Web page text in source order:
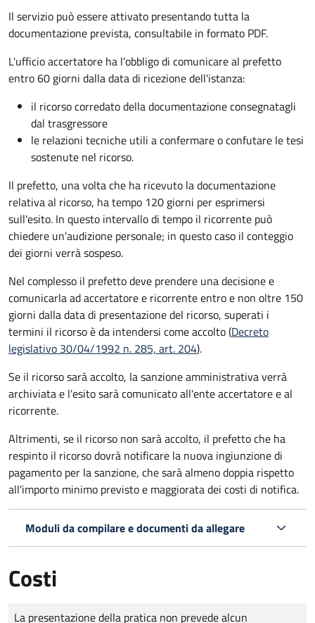
Il servizio può essere attivato presentando tutta la
documentazione prevista, consultabile in formato PDF.
L'ufficio accertatore ha l'obbligo di comunicare al prefetto
entro 60 giorni dalla data di ricezione dell'istanza:
il ricorso corredato della documentazione consegnatagli
dal trasgressore
le relazioni tecniche utili a confermare o confutare le tesi
sostenute nel ricorso.
Il prefetto, una volta che ha ricevuto la documentazione
relativa al ricorso, ha tempo 120 giorni per esprimersi
sull'esito. In questo intervallo di tempo il ricorrente può
chiedere un'audizione personale; in questo caso il conteggio
dei giorni verrà sospeso.
Nel complesso il prefetto deve prendere una decisione e
comunicarla ad accertatore e ricorrente entro e non oltre 150
giorni dalla data di presentazione del ricorso, superati i
termini il ricorso è da intendersi come accolto (Decreto
legislativo 30/04/1992 n. 285, art. 204).
Se il ricorso sarà accolto, la sanzione amministrativa verrà
archiviata e l'esito sarà comunicato all'ente accertatore e al
ricorrente.
Altrimenti, se il ricorso non sarà accolto, il prefetto che ha
respinto il ricorso dovrà notificare la nuova ingiunzione di
pagamento per la sanzione, che sarà almeno doppia rispetto
all'importo minimo previsto e maggiorata dei costi di notifica.
Moduli da compilare e documenti da allegare
Costi
Tipo di pagamento
Importo
La presentazione della pratica non prevede alcun